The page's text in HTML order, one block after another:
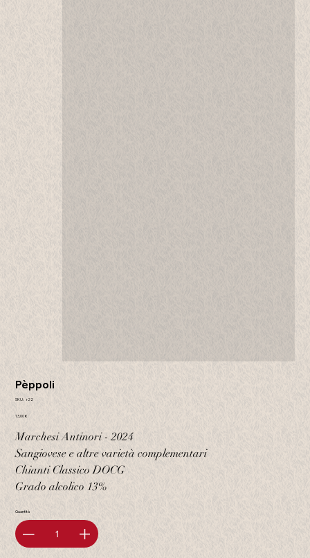
Pèppoli
SKU: SKU
r22
Prezzo
13,00 €
Marchesi Antinori - 2024
Sangiovese e altre varietà complementari
Chianti Classico DOCG
Grado alcolico 13%
Quantità